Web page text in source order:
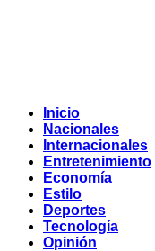
Inicio
Nacionales
Internacionales
Entretenimiento
Economía
Estilo
Deportes
Tecnología
Opinión